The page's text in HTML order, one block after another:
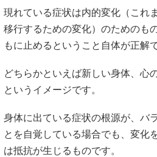
現れている症状は内的変化（これ
移行するための変化）のためのも
もに止めるということ自体が正解
どちらかといえば新しい身体、心
というイメージです。
身体に出ている症状の根源が、バ
とを自覚している場合でも、変化
は抵抗が生じるものです。